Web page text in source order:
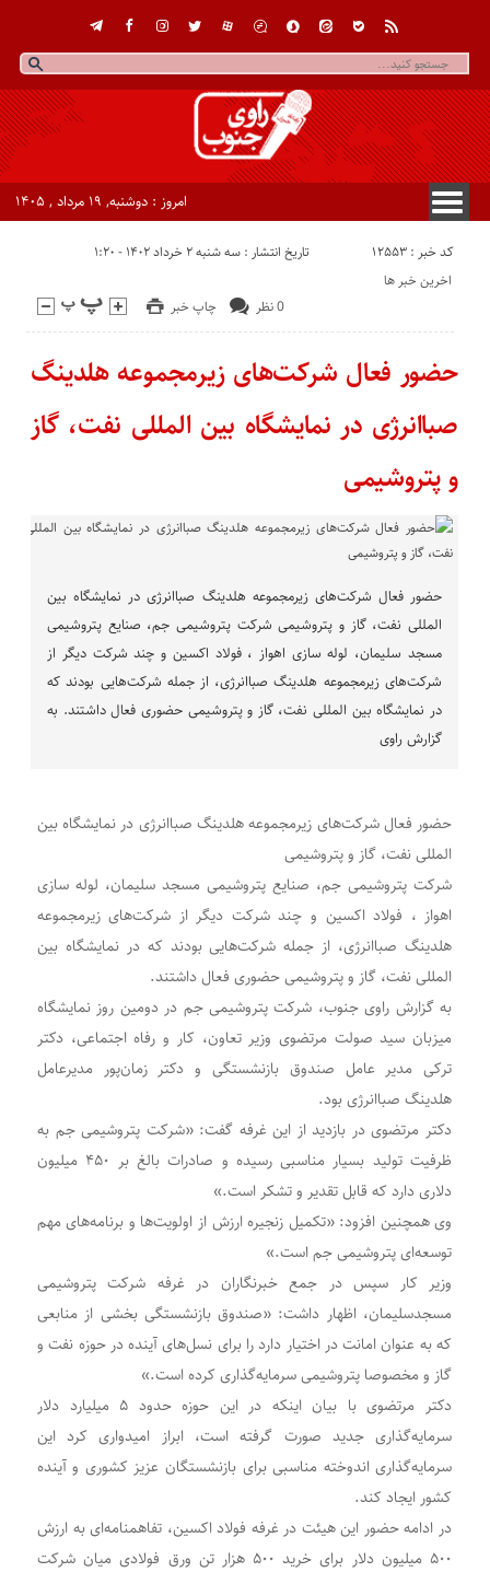
امروز : دوشنبه, ۱۹ مرداد , ۱۴۰۵
کد خبر : 12553 تاریخ انتشار : سه شنبه ۲ خرداد ۱۴۰۲ - ۱:۲۰
چاپ خبر 0 نظر
اخرین خبر ها
حضور فعال شرکت‌های زیرمجموعه هلدینگ
صباانرژی در نمایشگاه بین المللی نفت، گاز
و پتروشیمی
حضور فعال شرکت‌های زیرمجموعه هلدینگ صباانرژی در نمایشگاه بین
المللی نفت، گاز و پتروشیمی شرکت پتروشیمی جم، صنایع پتروشیمی
مسجد سلیمان، لوله سازی اهواز ، فولاد اکسین و چند شرکت دیگر از
شرکت‌های زیرمجموعه هلدینگ صباانرژی، از جمله شرکت‌هایی بودند که
در نمایشگاه بین المللی نفت، گاز و پتروشیمی حضوری فعال داشتند. به
گزارش راوی
حضور فعال شرکت‌های زیرمجموعه هلدینگ صباانرژی در نمایشگاه بین
المللی نفت، گاز و پتروشیمی
شرکت پتروشیمی جم، صنایع پتروشیمی مسجد سلیمان، لوله سازی
اهواز ، فولاد اکسین و چند شرکت دیگر از شرکت‌های زیرمجموعه
هلدینگ صباانرژی، از جمله شرکت‌هایی بودند که در نمایشگاه بین
المللی نفت، گاز و پتروشیمی حضوری فعال داشتند.
به گزارش راوی جنوب، شرکت پتروشیمی جم در دومین روز نمایشگاه
میزبان سید صولت مرتضوی وزیر تعاون، کار و رفاه اجتماعی، دکتر
ترکی مدیر عامل صندوق بازنشستگی و دکتر زمان‌پور مدیرعامل
هلدینگ صباانرژی بود.
دکتر مرتضوی در بازدید از این غرفه گفت: «شرکت پتروشیمی جم به
ظرفیت تولید بسیار مناسبی رسیده و صادرات بالغ بر ۴۵۰ میلیون
دلاری دارد که قابل تقدیر و تشکر است.»
وی همچنین افزود: «تکمیل زنجیره ارزش از اولویت‌ها و برنامه‌های مهم
توسعه‌ای پتروشیمی جم است.»
وزیر کار سپس در جمع خبرنگاران در غرفه شرکت پتروشیمی
مسجدسلیمان، اظهار داشت: «صندوق بازنشستگی بخشی از منابعی
که به عنوان امانت در اختیار دارد را برای نسل‌های آینده در حوزه نفت و
گاز و مخصوصا پتروشیمی سرمایه‌گذاری کرده است.»
دکتر مرتضوی با بیان اینکه در این حوزه حدود ۵ میلیارد دلار
سرمایه‌گذاری جدید صورت گرفته است، ابراز امیدواری کرد این
سرمایه‌گذاری اندوخته مناسبی برای بازنشستگان عزیز کشوری و آینده
کشور ایجاد کند.
در ادامه حضور این هیئت در غرفه فولاد اکسین، تفاهمنامه‌ای به ارزش
۵۰۰ میلیون دلار برای خرید ۵۰۰ هزار تن ورق فولادی میان شرکت